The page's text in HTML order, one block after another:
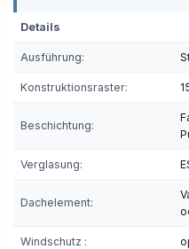
Details
Ausführung:
Konstruktionsraster:
Beschichtung:
Verglasung:
Dachelement:
Windschutz :